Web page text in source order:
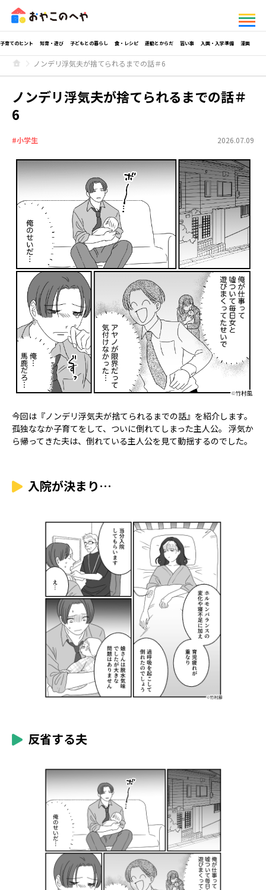
子育てのヒント 知育・遊び 子どもとの暮らし 食・レシピ 運動とからだ 習い事 入園・入学準備 漫画
ノンデリ浮気夫が捨てられるまでの話＃6
ノンデリ浮気夫が捨てられるまでの話＃
6
#小学生 2026.07.09
今回は『ノンデリ浮気夫が捨てられるまでの話』を紹介します。
孤独ななか子育てをして、ついに倒れてしまった主人公。 浮気か
ら帰ってきた夫は、倒れている主人公を見て動揺するのでした。
入院が決まり…
反省する夫